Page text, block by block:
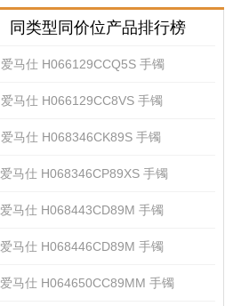
同类型同价位产品排行榜
爱马仕 H066129CCQ5S 手镯
爱马仕 H066129CC8VS 手镯
爱马仕 H068346CK89S 手镯
爱马仕 H068346CP89XS 手镯
爱马仕 H068443CD89M 手镯
爱马仕 H068446CD89M 手镯
爱马仕 H064650CC89MM 手镯